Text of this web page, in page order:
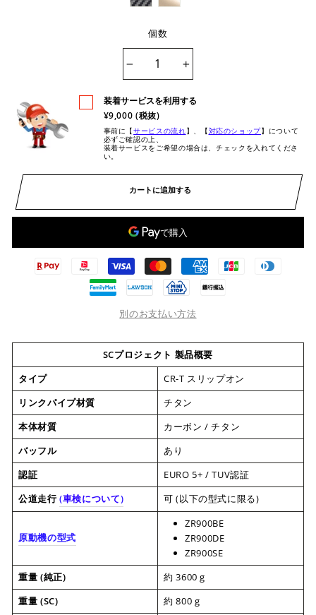
個数
装着サービスを利用する
¥9,000 (税抜)
事前に【サービスの流れ】、【対応のショップ】について
必ずご確認の上、
装着サービスをご希望の場合は、チェックを入れてくださ
い。
カートに追加する
別のお支払い方法
SCプロジェクト 製品概要
タイプ
CR-T スリップオン
リンクパイプ材質
チタン
本体材質
カーボン / チタン
バッフル
あり
認証
EURO 5+ / TUV認証
公道走行(車検について) 可 (以下の型式に限る)
原動機の型式
ZR900BE
ZR900DE
ZR900SE
重量 (純正)
約 3600 g
重量 (SC)
約 800 g